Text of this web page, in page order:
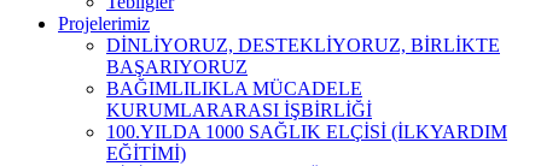
Projelerimiz
DİNLİYORUZ, DESTEKLİYORUZ, BİRLİKTE
BAŞARIYORUZ
BAĞIMLILIKLA MÜCADELE
KURUMLARARASI İŞBİRLİĞİ
100.YILDA 1000 SAĞLIK ELÇİSİ (İLKYARDIM
EĞİTİMİ)